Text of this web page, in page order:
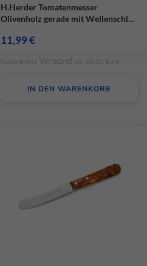
H.Herder Tomatenmesser
Olivenholz gerade mit Wellenschliff
11,99€
Kostenfreier Versand ab 50,00 Euro
IN DEN WARENKORB